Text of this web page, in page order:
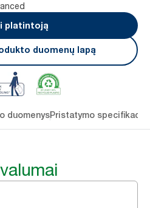
platintoją
duomenų lapą
duomenysPristatymo